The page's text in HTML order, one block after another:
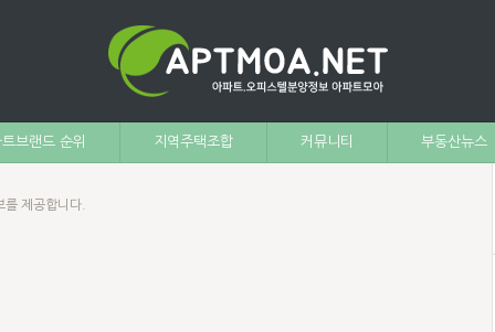
브랜드 순위 지역주택조합 커뮤니티 부동산뉴스
제공합니다.